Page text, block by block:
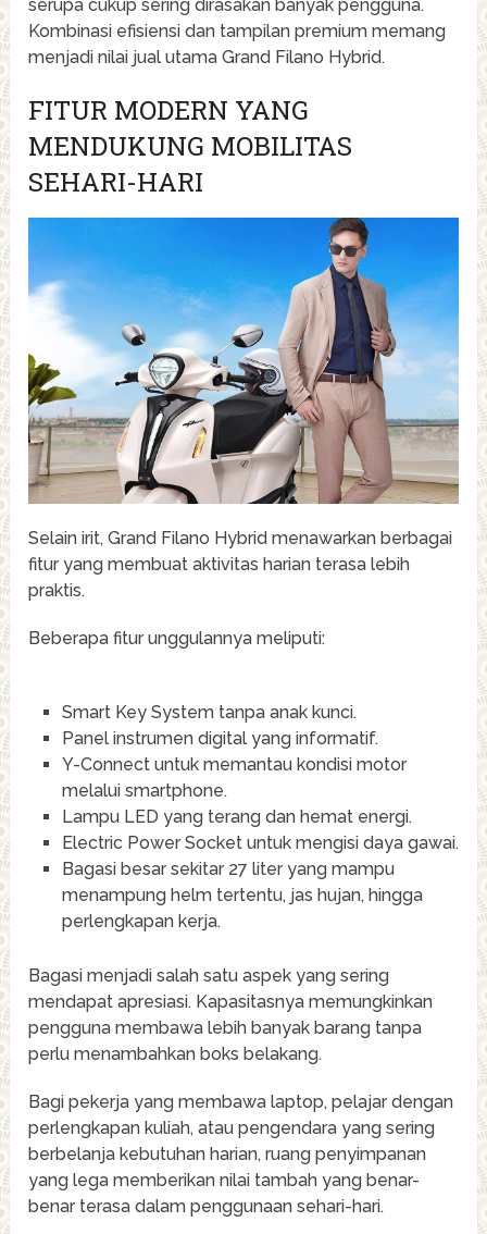
serupa cukup sering dirasakan banyak pengguna.
Kombinasi efisiensi dan tampilan premium memang
menjadi nilai jual utama Grand Filano Hybrid.
FITUR MODERN YANG
MENDUKUNG MOBILITAS
SEHARI-HARI
Selain irit, Grand Filano Hybrid menawarkan berbagai
fitur yang membuat aktivitas harian terasa lebih
praktis.
Beberapa fitur unggulannya meliputi:
Smart Key System tanpa anak kunci.
Panel instrumen digital yang informatif.
Y-Connect untuk memantau kondisi motor
melalui smartphone.
Lampu LED yang terang dan hemat energi.
Electric Power Socket untuk mengisi daya gawai.
Bagasi besar sekitar 27 liter yang mampu
menampung helm tertentu, jas hujan, hingga
perlengkapan kerja.
Bagasi menjadi salah satu aspek yang sering
mendapat apresiasi. Kapasitasnya memungkinkan
pengguna membawa lebih banyak barang tanpa
perlu menambahkan boks belakang.
Bagi pekerja yang membawa laptop, pelajar dengan
perlengkapan kuliah, atau pengendara yang sering
berbelanja kebutuhan harian, ruang penyimpanan
yang lega memberikan nilai tambah yang benar-
benar terasa dalam penggunaan sehari-hari.